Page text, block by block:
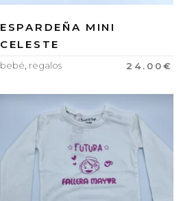
ESPARDEÑA MINI
CELESTE
24.00€
bebé regalos